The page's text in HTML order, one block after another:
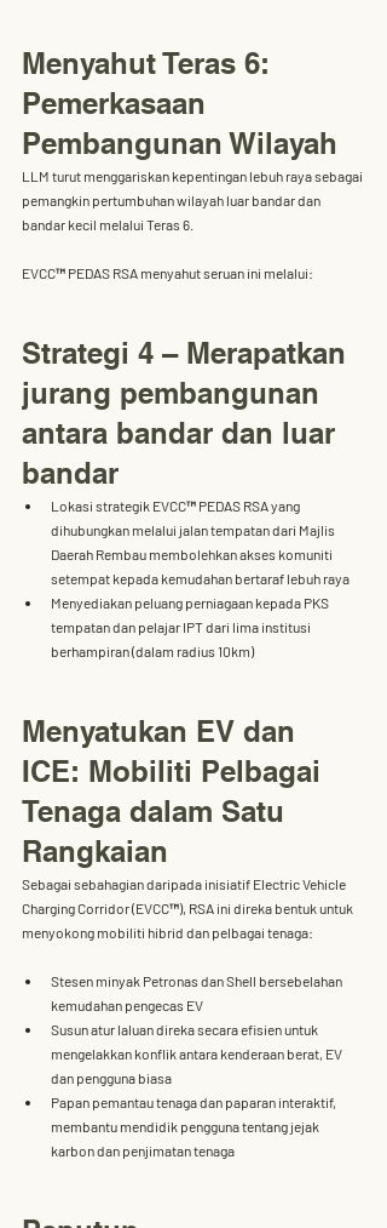
Menyahut Teras 6:
Pemerkasaan
Pembangunan Wilayah
LLM turut menggariskan kepentingan lebuh raya sebagai
pemangkin pertumbuhan wilayah luar bandar dan
bandar kecil melalui Teras 6
EVCC™ PEDAS RSA menyahut seruan ini melalui:
Strategi 4 – Merapatkan
jurang pembangunan
antara bandar dan luar
bandar
Lokasi strategik EVCC™ PEDAS RSA yang
dihubungkan melalui jalan tempatan dari Majlis
Daerah Rembau membolehkan akses komuniti
setempat kepada kemudahan bertaraf lebuh raya
Menyediakan peluang perniagaan kepada PKS
tempatan dan pelajar IPT dari lima institusi
berhampiran (dalam radius 10km)
Menyatukan EV dan
ICE: Mobiliti Pelbagai
Tenaga dalam Satu
Rangkaian
Sebagai sebahagian daripada inisiatif Electric Vehicle
Charging Corridor (EVCC™), RSA ini direka bentuk untuk
menyokong mobiliti hibrid dan pelbagai tenaga:
Stesen minyak Petronas dan Shell bersebelahan
kemudahan pengecas EV
Susun atur laluan direka secara efisien untuk
mengelakkan konflik antara kenderaan berat, EV
dan pengguna biasa
Papan pemantau tenaga dan paparan interaktif,
membantu mendidik pengguna tentang jejak
karbon dan penjimatan tenaga